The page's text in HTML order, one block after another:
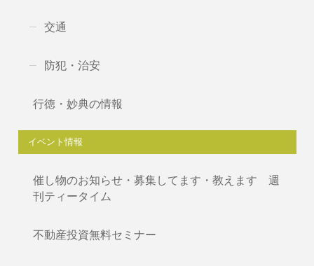
交通
防犯・治安
行徳・妙典の情報
イベント情報
催し物のお知らせ・募集してます・教えます 週
刊ティータイム
不動産投資無料セミナー